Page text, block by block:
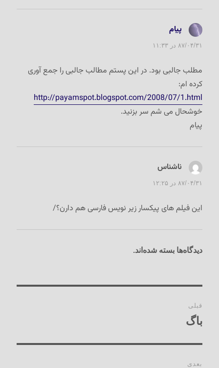
پیام
۸۷/۰۴/۳۱ در ۱۱:۳۳
مطلب جالبی بود. در این پستم مطالب جالبی را جمع آوری
کرده ام:
http://payamspot.blogspot.com/2008/07/1.html
خوشحال می شم سر بزنید.
پیام
ناشناس
۸۷/۰۴/۳۱ در ۱۲:۲۵
این فیلم های پیکسار زیر نویس فارسی هم دارن؟/
دیدگاه‌ها بسته شده‌اند.
نوشته‌ها
قبلی
نوشته
باگ
بعدی